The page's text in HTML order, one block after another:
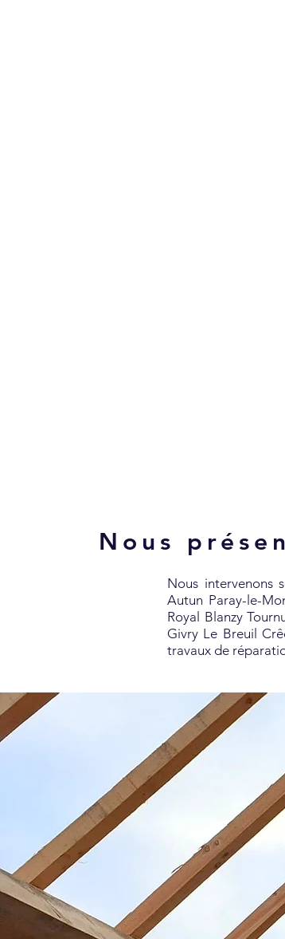
Nous
Nous intervenons
Autun Paray-le-
Royal Blanzy
Givry Le Breuil
travaux de